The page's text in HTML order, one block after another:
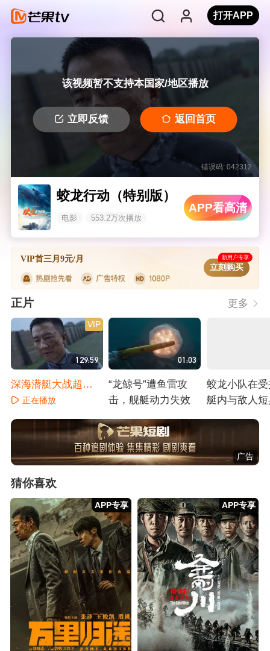
打开APP
该视频暂不支持本国家/地区播放
立即反馈 返回首页
错误码: 042312
蛟龙行动（特别版）
电影 553.2万次播放
APP看高清
VIP首三月9元/月 新用户专享
立刻购买
正片 更多
129:59
VIP
深海潜艇大战超燃
超热血
正在播放
01:03
“龙鲸号”遭鱼雷攻
击，舰艇动力失效
蛟龙小队在
艇内与敌人
广告
猜你喜欢
APP专享 APP专享